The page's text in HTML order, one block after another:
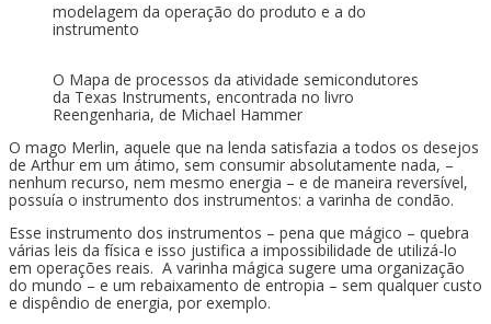
modelagem da operação do produto e a do
instrumento
O Mapa de processos da atividade semicondutores
da Texas Instruments, encontrada no livro
Reengenharia, de Michael Hammer
O mago Merlin, aquele que na lenda satisfazia a todos os desejos
de Arthur em um átimo, sem consumir absolutamente nada, –
nenhum recurso, nem mesmo energia – e de maneira reversível,
possuía o instrumento dos instrumentos: a varinha de condão.
Esse instrumento dos instrumentos – pena que mágico – quebra
várias leis da física e isso justifica a impossibilidade de utilizá-lo
em operações reais. A varinha mágica sugere uma organização
do mundo – e um rebaixamento de entropia – sem qualquer custo
e dispêndio de energia, por exemplo.